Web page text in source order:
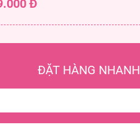
Đ
ĐẶT HÀNG NHANH